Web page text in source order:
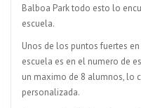
Balboa Park todo esto lo
escuela.
Unos de los puntos fuertes
escuela es en el numero de
un maximo de 8 alumnos, lo
personalizada.